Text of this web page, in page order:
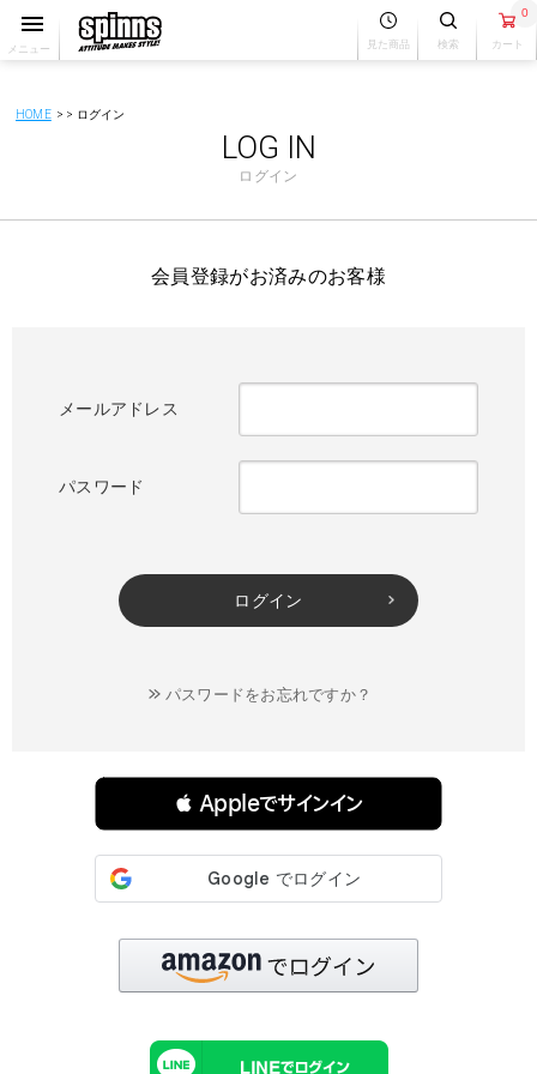
メニュー 見た商品 検索
0
カート
HOME ログイン
LOG IN
ログイン
会員登録がお済みのお客様
メールアドレス
パスワード
ログイン
パスワードをお忘れですか？
 Appleでサインイン